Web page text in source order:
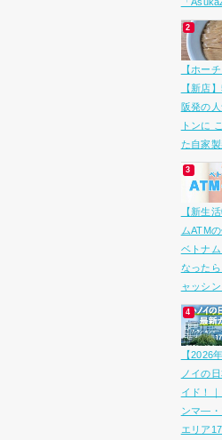
【ホー
【新店
阪発の
トンに
た自家
【新生
ムATM
ベトナ
なった
ャッシ
【2026
ノイの
イド！
ンマ―・
エリア